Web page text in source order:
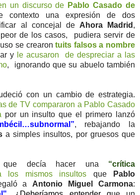
un discurso de Pablo Casado de
contexto una expresión de dos
al concejal de Ahora Madrid ,
de los casos, pudiera servir de
se crearontuits falsos a nombre
y le acusaron de despreciar a las
, ignorando que su abuelo también
con un cambio de estrategia.
de TV compararon a Pablo Casado
por un insulto que el primero lanzó
, rebajando la
a simples insultos, por gruesos que
que decía hacer una “crítica
los mismos insultos que
Pablo
a Antonio Miguel Carmona: